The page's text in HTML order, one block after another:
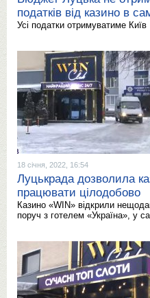
податків від казино в
Усі податки отримуватиме Київ
18 січня, 2022, 16:54
Луцькрада дозволила
працювати цілодобово
Казино «WIN» відкрили
поруч з готелем «Україна», у